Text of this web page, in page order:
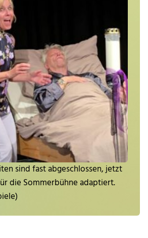
sind fast abgeschlossen, jetzt
die Sommerbühne adaptiert.